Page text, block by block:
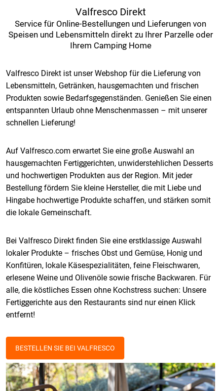
Valfresco Direkt
Service für Online-Bestellungen und Lieferungen von
Speisen und Lebensmitteln direkt zu Ihrer Parzelle oder
Ihrem Camping Home
Valfresco Direkt ist unser Webshop für die Lieferung von
Lebensmitteln, Getränken, hausgemachten und frischen
Produkten sowie Bedarfsgegenständen. Genießen Sie einen
entspannten Urlaub ohne Menschenmassen – mit unserer
schnellen Lieferung!
Auf Valfresco.com erwartet Sie eine große Auswahl an
hausgemachten Fertiggerichten, unwiderstehlichen Desserts
und hochwertigen Produkten aus der Region. Mit jeder
Bestellung fördern Sie kleine Hersteller, die mit Liebe und
Hingabe hochwertige Produkte schaffen, und stärken somit
die lokale Gemeinschaft.
Bei Valfresco Direkt finden Sie eine erstklassige Auswahl
lokaler Produkte – frisches Obst und Gemüse, Honig und
Konfitüren, lokale Käsespezialitäten, feine Fleischwaren,
erlesene Weine und Olivenöle sowie frische Backwaren. Für
alle, die köstliches Essen ohne Kochstress suchen: Unsere
Fertiggerichte aus den Restaurants sind nur einen Klick
entfernt!
BESTELLEN SIE BEI VALFRESCO